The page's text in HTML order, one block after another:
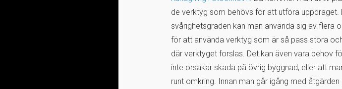
de verktyg som behövs för att utföra uppdraget.
svårighetsgraden kan man använda sig av flera
för att använda verktyg som är så pass stora
där verktyget forslas. Det kan även vara behov
inte orsakar skada på övrig byggnad, eller att
runt omkring. Innan man går igång med